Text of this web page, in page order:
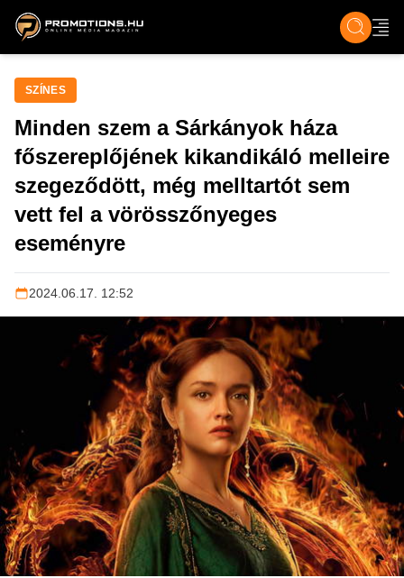
ZENE, FILM & KULT ÉLET TECH &
SZÍNES
Minden szem a Sárkányok háza
főszereplőjének kikandikáló melleire
szegeződött, még melltartót sem
vett fel a vörösszőnyeges
eseményre
2024.06.17. 12:52